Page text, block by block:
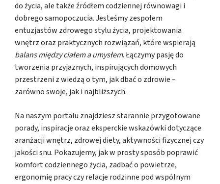
do życia, ale także źródłem codziennej równowagi i
dobrego samopoczucia. Jesteśmy zespołem
entuzjastów zdrowego stylu życia, projektowania
wnętrz oraz praktycznych rozwiązań, które wspierają
balans między ciałem a umysłem. Łączymy pasję do
tworzenia przyjaznych, inspirujących domowych
przestrzeni z wiedzą o tym, jak dbać o zdrowie –
zarówno swoje, jak i najbliższych.
Na naszym portalu znajdziesz starannie przygotowane
porady, inspiracje oraz eksperckie wskazówki dotyczące
aranżacji wnętrz, zdrowej diety, aktywności fizycznej czy
jakości snu. Pokazujemy, jak w prosty sposób poprawić
komfort codziennego życia, zadbać o powietrze,
ergonomię pracy czy relacje rodzinne pod wspólnym